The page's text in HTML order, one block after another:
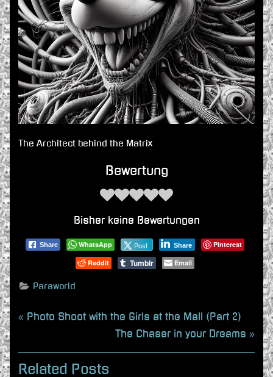
The Architect behind the Matrix
Bewertung
Bisher keine Bewertungen
Share WhatsApp Post Share
Pinterest
Reddit
Tumblr Email
Paraworld
Beitragsnavigation
P
e
v
Photo Shoot with the Girls at the Mall (Part 2)
N
e
The Chaser in your Dreams
Related Posts